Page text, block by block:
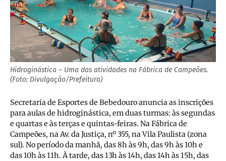
Hidroginástica – Uma das atividades na Fábrica de Campeões.
(Foto: Divulgação/Prefeitura)
Secretaria de Esportes de Bebedouro anuncia as inscrições
para aulas de hidroginástica, em duas turmas: às segundas
e quartas e às terças e quintas-feiras. Na Fábrica de
Campeões, na Av. da Justiça, nº 355, na Vila Paulista (zona
sul). No período da manhã, das 8h às 9h, das 9h às 10h e
das 10h às 11h. À tarde, das 13h às 14h, das 14h às 15h, das